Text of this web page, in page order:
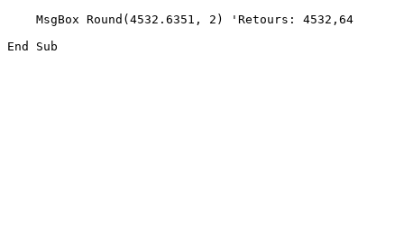
    MsgBox Round(4532.6351, 2) 'Retours: 4532,64